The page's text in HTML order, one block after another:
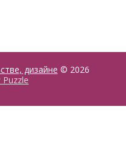
дизайне © 2026
Puzzle